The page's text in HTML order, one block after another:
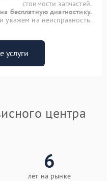
стоимости запчастей.
бесплатную диагностику.
укажем на неисправность.
услуги
центра
6
лет на рынке